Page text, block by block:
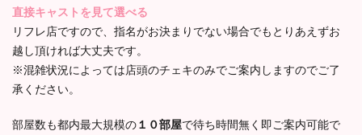
直接キャストを見て選べる
リフレ店ですので、指名がお決まりでない場合でもとりあえずお
越し頂ければ大丈夫です。
※混雑状況によっては店頭のチェキのみでご案内しますのでご了
承ください。
部屋数も都内最大規模の１０部屋で待ち時間無く即ご案内可能で